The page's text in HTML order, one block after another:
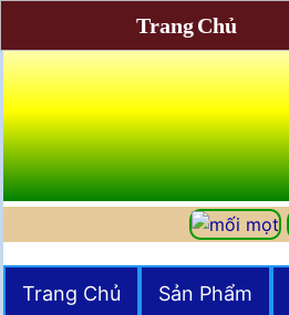
Trang Chủ Sản Phẩm
Trang Chủ